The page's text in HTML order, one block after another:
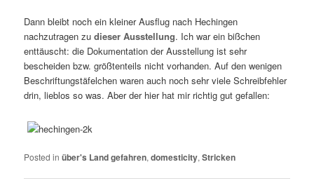
Dann bleibt noch ein kleiner Ausflug nach Hechingen
nachzutragen zudieser Ausstellung. Ich war ein bißchen
enttäuscht: die Dokumentation der Ausstellung ist sehr
bescheiden bzw. größtenteils nicht vorhanden. Auf den wenigen
Beschriftungstäfelchen waren auch noch sehr viele Schreibfehler
drin, lieblos so was. Aber der hier hat mir richtig gut gefallen:
Posted in über's Land gefahren,domesticity,Stricken